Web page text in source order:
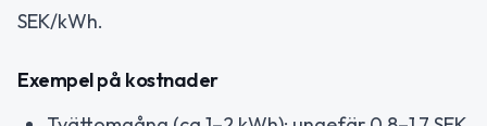
SEK/kWh.
Exempel på kostnader